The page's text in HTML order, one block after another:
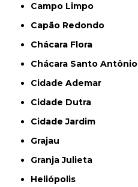
Campo Limpo
Capão Redondo
Chácara Flora
Chácara Santo Antônio
Cidade Ademar
Cidade Dutra
Cidade Jardim
Grajau
Granja Julieta
Heliópolis